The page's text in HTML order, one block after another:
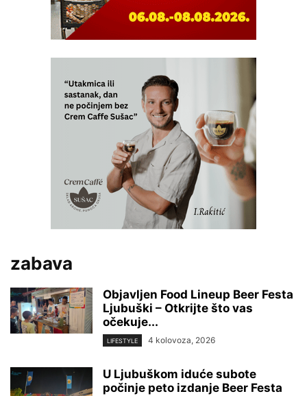
zabava
Objavljen Food Lineup Beer Festa
Ljubuški – Otkrijte što vas
očekuje...
LIFESTYLE 4 kolovoza, 2026
U Ljubuškom iduće subote
počinje peto izdanje Beer Festa